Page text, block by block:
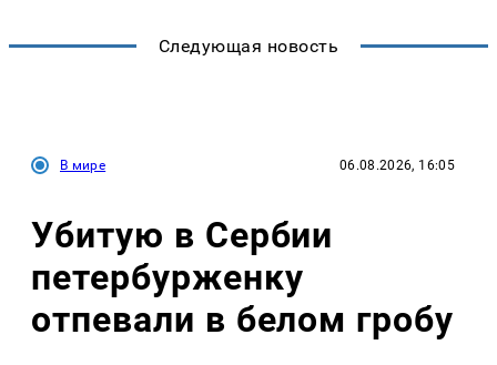
Следующая новость
В мире 06.08.2026, 16:05
Убитую в Сербии
петербурженку
отпевали в белом гробу